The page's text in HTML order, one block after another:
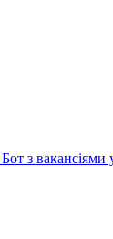
Бот з вакансіями